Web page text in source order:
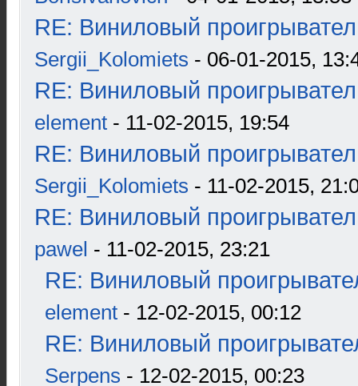
RE: Виниловый
Sergii_Kolomiets - 06-01-2015,
RE: Виниловый
element - 11-02-2015, 19:54
RE: Виниловый
Sergii_Kolomiets - 11-02-2015,
RE: Виниловый
pawel - 11-02-2015, 23:21
RE: Виниловый
element - 12-02-2015, 00:12
RE: Виниловый
Serpens - 12-02-2015, 00:23